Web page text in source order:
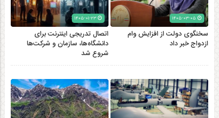
سخنگوی دولت از افزایش وام
ازدواج خبر داد
اتصال تدریجی اینترنت برای
دانشگاه‌ها، سازمان و شرکت‌ها
شروع شد